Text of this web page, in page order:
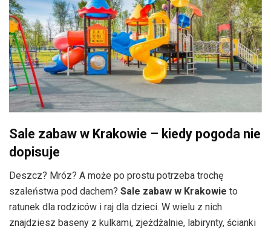
Sale zabaw w Krakowie – kiedy pogoda nie
dopisuje
Deszcz? Mróz? A może po prostu potrzeba trochę
szaleństwa pod dachem? Sale zabaw w Krakowie to
ratunek dla rodziców i raj dla dzieci. W wielu z nich
znajdziesz baseny z kulkami, zjeżdżalnie, labirynty, ścianki